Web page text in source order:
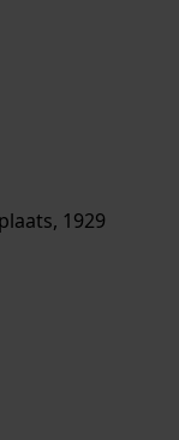
1929